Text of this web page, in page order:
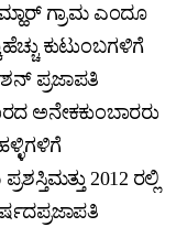
ಗ್ರಾಮ ಎಂದೂ
ಕುಟುಂಬಗಳಿಗೆ
ಪ್ರಜಾಪತಿ
ಅನೇಕಕುಂಬಾರರು
2012 ರಲ್ಲಿ